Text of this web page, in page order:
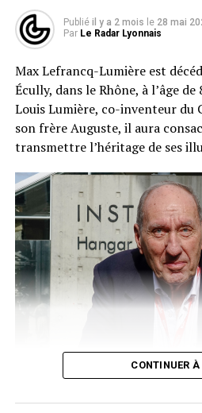
Publié il y a 2 mois le 28 mai
Par Le Radar Lyonnais
Max Lefrancq-Lumière est
Écully, dans le Rhône, à l’âge
Louis Lumière, co-inventeur du
son frère Auguste, il aura
transmettre l’héritage de ses
© DR (image fournie par l’Institut
Né le 13 décembre 1936, il était
des frères Lumière à les avoir
CONTINUER À